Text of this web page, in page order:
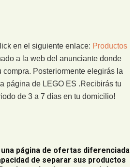
en el siguiente enlace: Productos
a la web del anunciante donde
compra. Posteriormente elegirás la
página de LEGO ES .Recibirás tu
de 3 a 7 días en tu domicilio!
página de ofertas diferenciada
de separar sus productos